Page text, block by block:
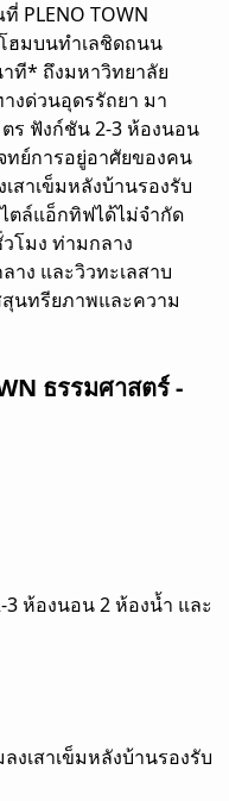
PLENO TOWN
ฮมบนทำเลชิดถนน
าที* ถึงมหาวิทยาลัย
งด่วนอุดรรัถยา มา
ร ฟังก์ชัน 2-3 ห้องนอน
ทย์การอยู่อาศัยของคน
สาเข็มหลังบ้านรองรับ
ตล์แอ็กทิฟได้ไม่จำกัด
โมง ท่ามกลาง
าง และวิวทะเลสาบ
นทรียภาพและความ
ธรรมศาสตร์ -
ห้องนอน 2 ห้องน้ำ และ
เสาเข็มหลังบ้านรองรับ